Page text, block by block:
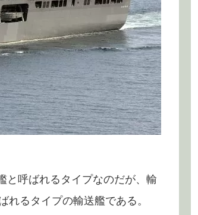
と呼ばれるタイプなのだが、輸
るタイプの輸送艦である。